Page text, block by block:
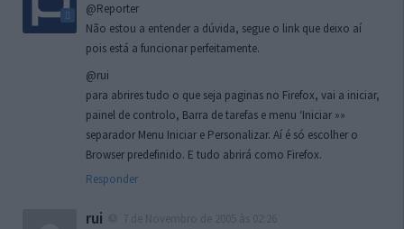
@Reporter
Não estou a entender a dúvida, segue o link que deixo aí
pois está a funcionar perfeitamente.
@rui
para abrires tudo o que seja paginas no Firefox, vai a iniciar,
painel de controlo, Barra de tarefas e menu ‘Iniciar »»
separador Menu Iniciar e Personalizar. Aí é só escolher o
Browser predefinido. E tudo abrirá como Firefox.
Responder
rui